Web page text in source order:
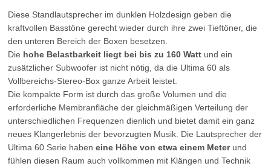
Diese Standlautsprecher im dunklen Holzdesign geben die
kraftvollen Basstöne gerecht wieder durch ihre zwei Tieftöner, die
den unteren Bereich der Boxen besetzen.
Die hohe Belastbarkeit liegt bei bis zu 160 Watt und ein
zusätzlicher Subwoofer ist nicht nötig, da die Ultima 60 als
Vollbereichs-Stereo-Box ganze Arbeit leistet.
Die kompakte Form ist durch das große Volumen und die
erforderliche Membranfläche der gleichmäßigen Verteilung der
unterschiedlichen Frequenzen dienlich und bietet damit ein ganz
neues Klangerlebnis der bevorzugten Musik. Die Lautsprecher der
Ultima 60 Serie habeneine Höhe von etwa einem Meterund
fühlen diesen Raum auch vollkommen mit Klängen und Technik